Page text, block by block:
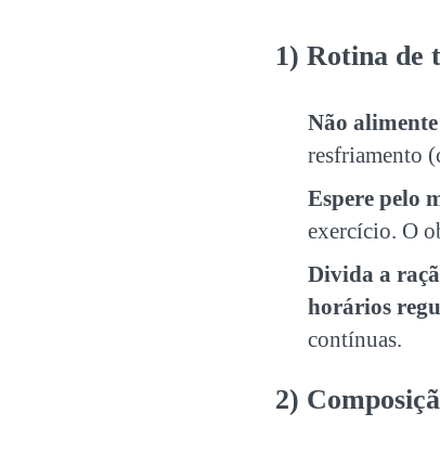
1) Rotina de
Não
resfriamento
Espere pelo
exercício. O
Divida a
horários
contínuas.
2)